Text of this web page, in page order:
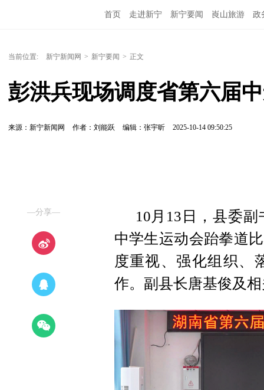
首页 走进新宁 新宁要闻 崀山旅游 政
当前位置: 新宁新闻网 > 新宁要闻 > 正文
彭洪兵现场调度省第六届
来源：新宁新闻网 作者：刘能跃 编辑：张宇昕 2025-10-14 09:50:25
—分享—
10月13日，县委
中学生运动会跆拳道
度重视、强化组织、
作。副县长唐基俊及